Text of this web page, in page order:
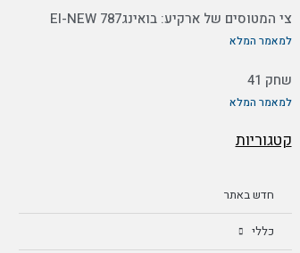
צי המטוסים של ארקיע: בואינג787 EI-NEW
למאמר המלא
שחק 41
למאמר המלא
קטגוריות
חדש באתר
כללי